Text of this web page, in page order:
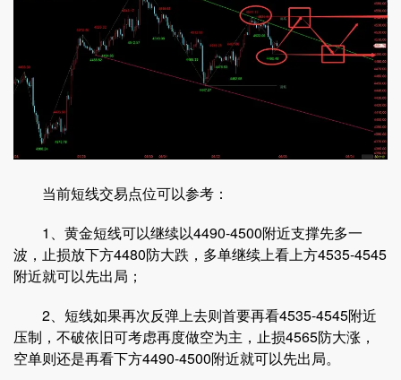
当前短线交易点位可以参考：
1、黄金短线可以继续以4490-4500附近支撑先多一
波，止损放下方4480防大跌，多单继续上看上方4535-4545
附近就可以先出局；
2、短线如果再次反弹上去则首要再看4535-4545附近
压制，不破依旧可考虑再度做空为主，止损4565防大涨，
空单则还是再看下方4490-4500附近就可以先出局。